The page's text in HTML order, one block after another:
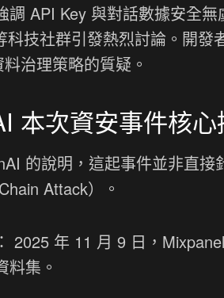
調 API Key 與對話數據安全
科技社群引發熱烈討論。開
治理策略的質疑。
本次資安事件核心
的說明，這起事件並非直
Attack）。
2025 年 11 月 9 日，
料集。